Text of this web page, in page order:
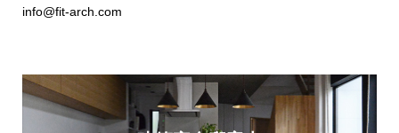
info@fit-arch.com